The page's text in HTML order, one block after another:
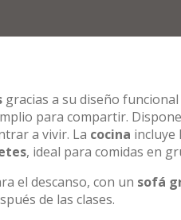
gracias a su diseño
para compartir.
a vivir. La cocina incluye
, ideal para comidas en
el descanso, con un sofá
de las clases.